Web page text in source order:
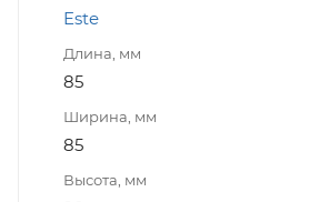
Este
Длина, мм
85
Ширина, мм
85
Высота, мм